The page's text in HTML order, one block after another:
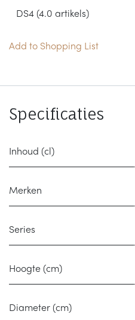
Add to Shopping List
Specificaties
Inhoud (cl)
Merken
Series
Hoogte (cm)
Diameter (cm)